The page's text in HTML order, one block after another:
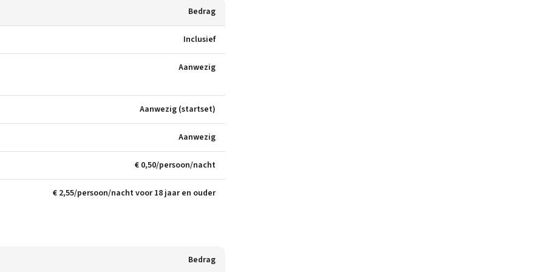
Bedrag
Inclusief
Aanwezig
Aanwezig (startset)
Aanwezig
€ 0,50/persoon/nacht
€ 2,55/persoon/nacht voor 18 jaar en ouder
Bedrag